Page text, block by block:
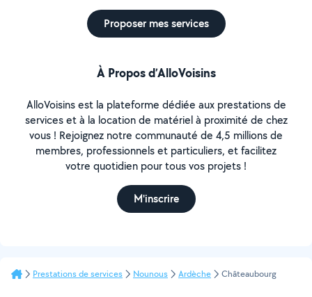
Proposer mes services
À Propos d’AlloVoisins
AlloVoisins est la plateforme dédiée aux prestations de
services et à la location de matériel à proximité de chez
vous ! Rejoignez notre communauté de 4,5 millions de
membres, professionnels et particuliers, et facilitez
votre quotidien pour tous vos projets !
M'inscrire
Prestations de services Nounous Ardèche Châteaubourg